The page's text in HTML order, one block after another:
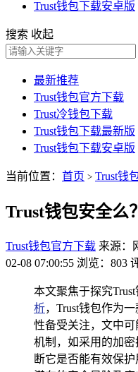
Trust钱包下载安卓版
搜索 收起
最新推荐
Trust钱包官方下载
Trust冷钱包下载
Trust钱包下载最新版
Trust钱包下载安卓版
当前位置： 首页 > Trust钱
Trust钱包安全么
Trust钱包官方下载 来源：
02-08 07:00:55 浏览：803
本文聚焦于探究
析，Trust钱包作为
性备受关注，文中
机制，如采用的加
断它是否能有效保